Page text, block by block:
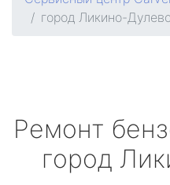
город Ликино-
Ремонт
город